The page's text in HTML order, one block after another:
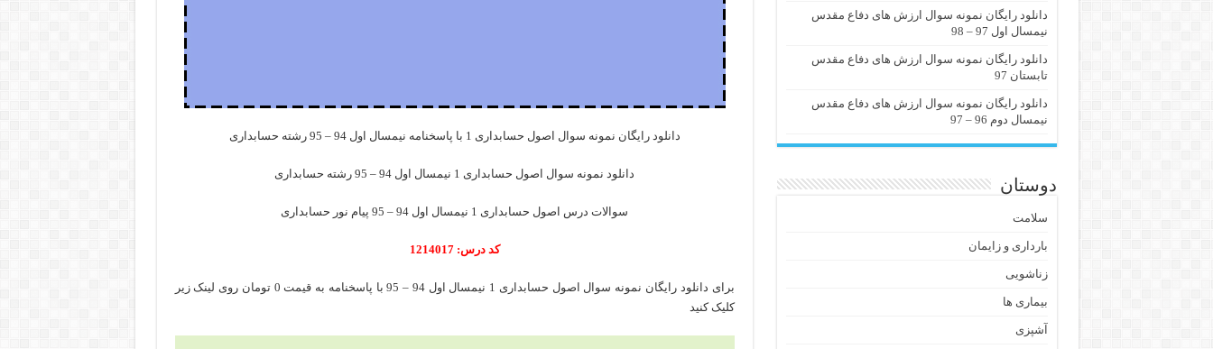
دانلود رایگان نمونه سوال اصول حسابداری 1 با پاسخنامه نیمسال اول 94 – 95 رشته حسابداری
دانلود نمونه سوال اصول حسابداری 1 نیمسال اول 94 – 95 رشته حسابداری
سوالات درس اصول حسابداری 1 نیمسال اول 94 – 95 پیام نور حسابداری
کد درس: 1214017
برای دانلود رایگان نمونه سوال اصول حسابداری 1 نیمسال اول 94 – 95 با پاسخنامه به قیمت 0 تومان روی لینک زیر
کلیک کنید
دانلود رایگان نمونه سوال ارزش های دفاع مقدس
نیمسال اول 97 – 98
دانلود رایگان نمونه سوال ارزش های دفاع مقدس
تابستان 97
دانلود رایگان نمونه سوال ارزش های دفاع مقدس
نیمسال دوم 96 – 97
دوستان
سلامت
بارداری و زایمان
زناشویی
بیماری ها
آشپزی